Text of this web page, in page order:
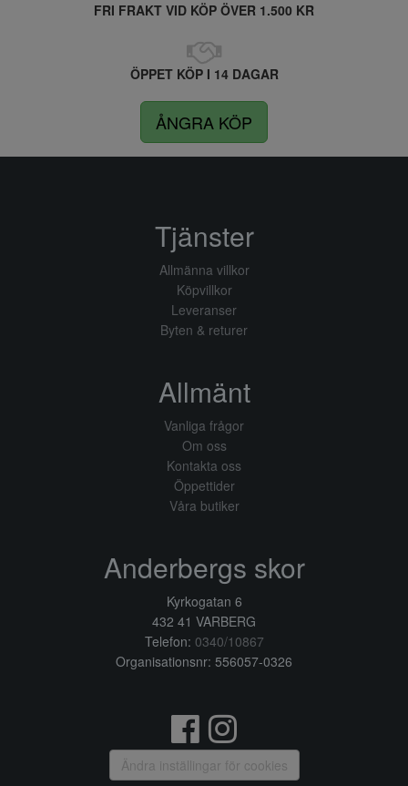
FRI FRAKT VID KÖP ÖVER 1.500 KR
ÖPPET KÖP I 14 DAGAR
ÅNGRA KÖP
Tjänster
Allmänna villkor
Köpvillkor
Leveranser
Byten & returer
Allmänt
Vanliga frågor
Om oss
Kontakta oss
Öppettider
Våra butiker
Anderbergs skor
Kyrkogatan 6
432 41 VARBERG
Telefon: 0340/10867
Organisationsnr: 556057-0326
Ändra inställingar för cookies